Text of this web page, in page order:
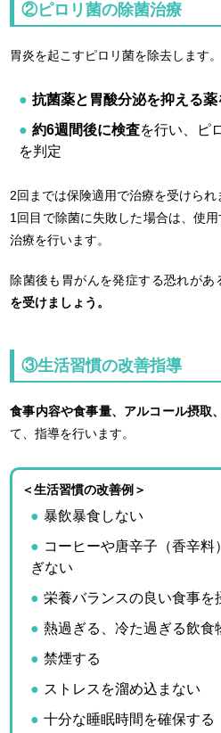
②ピロリ菌の除菌治療
胃炎を起こすピロリ菌を除去します。
抗菌薬と胃酸分泌を抑える薬
約6週間後に検査を行い、ピ
を判定
2回までは保険適用で治療を受けられ
1回目で除菌に失敗した場合は、使
治療を行います。
除菌後も胃がんを発症する恐れがあ
を受けましょう。
③生活習慣の改善指導
食事内容や食事量、アルコール摂取
て、指導を行います。
＜生活習慣の改善例＞
暴飲暴食しない
コーヒーや唐辛子（香辛料
ぎない
栄養バランスの良い食事を
熱過ぎる、冷た過ぎる飲食
禁煙する
ストレスを溜め込まない
十分な睡眠時間を確保する